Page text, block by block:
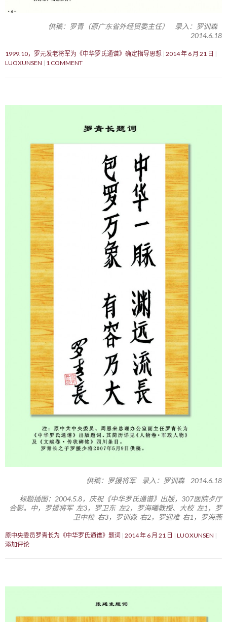
供稿：罗青（原广东省外经贸委主任） 录入：罗训森
2014.6.18
1999.10，罗元发老将军为《中华罗氏通谱》确定指导思想 2014 年 6 月 21 日
LUOXUNSEN
1 COMMENT
供稿：罗援将军 录入：罗训森 2014.6.18
标题插图：2004.5.8，庆祝《中华罗氏通谱》出版，307医院歺厅
合影。中，罗援将军 左3，罗卫东 左2，罗海曦教授、大校 左1，罗
卫中校 右3，罗训森 右2，罗迎难 右1，罗海燕
原中央委员罗青长为《中华罗氏通谱》题词 2014 年 6 月 21 日
LUOXUNSEN
添加评论